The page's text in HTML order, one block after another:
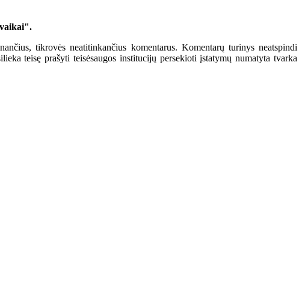
tikrovės neatitinkančius komentarus. Komentarų turinys neatspindi
teisę prašyti teisėsaugos institucijų persekioti įstatymų numatyta tvarka